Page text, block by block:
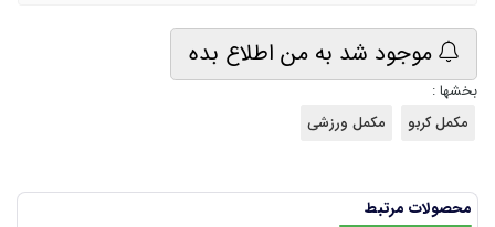
موجود شد به من اطلاع بده
بخشها :
مکمل کربو
مکمل ورزشی
محصولات مرتبط